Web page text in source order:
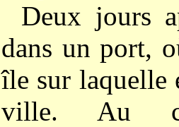
Deux jours
dans un port,
île sur laquelle
ville. Au